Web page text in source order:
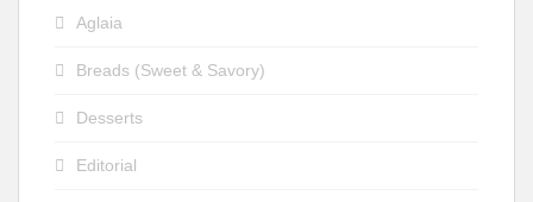
Aglaia
Breads (Sweet & Savory)
Desserts
Editorial